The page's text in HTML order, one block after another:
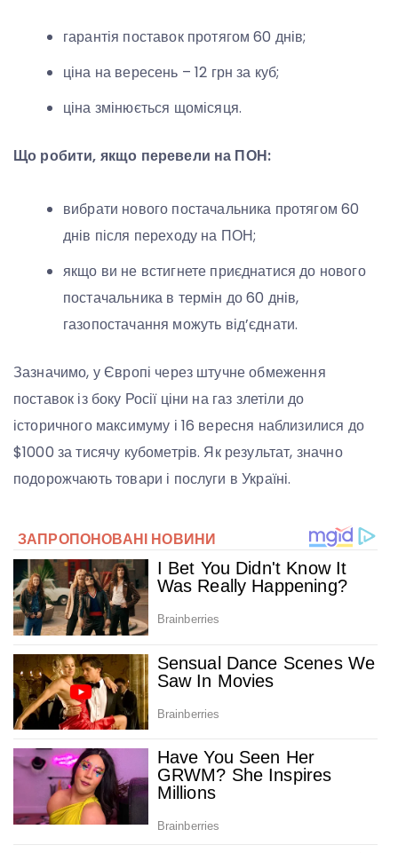
гарантія поставок протягом 60 днів;
ціна на вересень – 12 грн за куб;
ціна змінюється щомісяця.
Що робити, якщо перевели на ПОН:
вибрати нового постачальника протягом 60
днів після переходу на ПОН;
якщо ви не встигнете приєднатися до нового
постачальника в термін до 60 днів,
газопостачання можуть від’єднати.
Зазначимо, у Європі через штучне обмеження
поставок із боку Росії ціни на газ злетіли до
історичного максимуму і 16 вересня наблизилися до
$1000 за тисячу кубометрів. Як результат, значно
подорожчають товари і послуги в Україні.